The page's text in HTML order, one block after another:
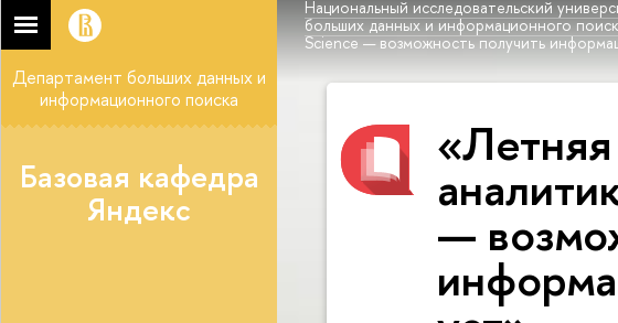
Национальный исследовательский
больших данных и информационного
Science — возможность получить
Департамент больших данных и
информационного поиска
Базовая кафедра
Яндекс —